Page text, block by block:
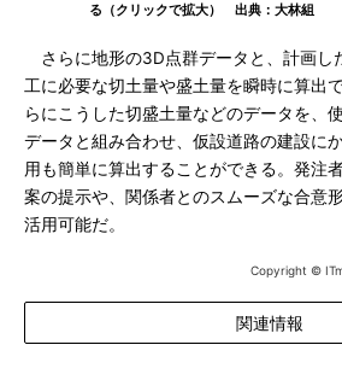
る（クリックで拡大） 出典：大林組
さらに地形の3D点群データと、計画し
工に必要な切土量や盛土量を瞬時に算出
らにこうした切盛土量などのデータを、
データと組み合わせ、仮設道路の建設に
用も簡単に算出することができる。発注
案の提示や、関係者とのスムーズな合意
活用可能だ。
Copyright ©
関連情報